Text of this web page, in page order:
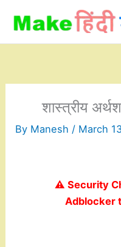
content
शास्त्रीय
By Manesh / March
⚠️ Security
Adblocker